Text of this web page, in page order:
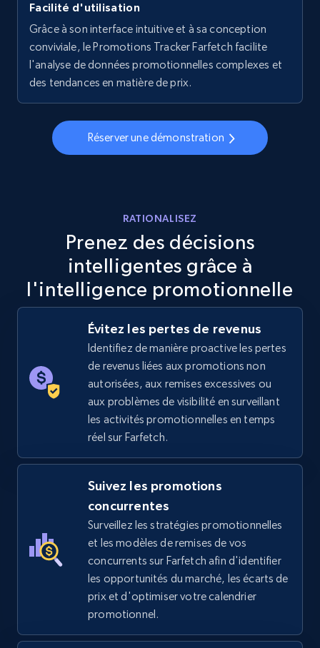
Walmart - products - Collects products by
specific keywords
URL, Final price, Sku, Currency, Gtin,
Specifications, Image urls, Top reviews, and
more.
5.6K+ 877+ Commencer
Specifications, Image urls, Top reviews, and
TikTok Shop
URL, Title, Available, Description, Currency, Initial
price, Final price, Discount percent, and more.
URL, Title, Available, Description, Currency, Initial
price, Final price, Discount percent, and more.
668+ Commencer
Facilité d'utilisation
Grâce à son interface intuitive et à sa conception
conviviale, le Promotions Tracker Farfetch facilite
l'analyse de données promotionnelles complexes et
des tendances en matière de prix.
Réserver une démonstration
RATIONALISEZ
Prenez des décisions
intelligentes grâce à
l'intelligence promotionnelle
Évitez les pertes de revenus
Identifiez de manière proactive les pertes
de revenus liées aux promotions non
autorisées, aux remises excessives ou
aux problèmes de visibilité en surveillant
les activités promotionnelles en temps
réel sur Farfetch.
Suivez les promotions
concurrentes
Surveillez les stratégies promotionnelles
et les modèles de remises de vos
concurrents sur Farfetch afin d'identifier
les opportunités du marché, les écarts de
prix et d'optimiser votre calendrier
promotionnel.